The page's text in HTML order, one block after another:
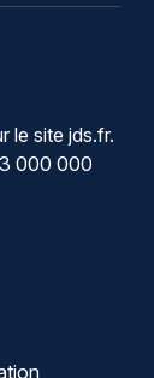
le site jds.fr.
000 000